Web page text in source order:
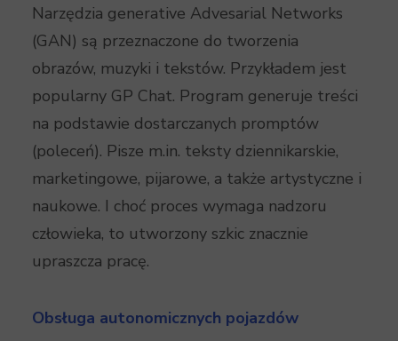
Narzędzia generative Advesarial Networks
(GAN) są przeznaczone do tworzenia
obrazów, muzyki i tekstów. Przykładem jest
popularny GP Chat. Program generuje treści
na podstawie dostarczanych promptów
(poleceń). Pisze m.in. teksty dziennikarskie,
marketingowe, pijarowe, a także artystyczne i
naukowe. I choć proces wymaga nadzoru
człowieka, to utworzony szkic znacznie
upraszcza pracę.
Obsługa autonomicznych pojazdów